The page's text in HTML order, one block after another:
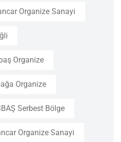
Organize Sanayi
Organize
Organize
Serbest Bölge
Organize Sanayi